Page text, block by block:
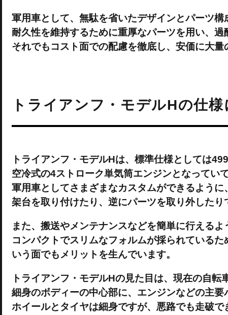
軍用車として、無駄を省いたデザインとパーツ構
耐久性を維持するために重厚なパーツを用い、過
それでもコスト面での配慮を徹底し、安価に大量
トライアンフ・モデルHの仕
トライアンフ・モデルHは、標準仕様としては
空冷式の4ストローク単気筒エンジンとなってい
軍用車としてさまざまなカスタムができるように
架台を取り付けたり、逆にパーツを取り外した
また、搬送やメンテナンスなどを簡単に行える
コンパクトでスリムなフォルムが採られている
いう面でもメリットを生んでいます。
トライアンフ・モデルHの見た目は、現在の自転
細身のボディーの中心部に、エンジンなどの主要
ホイールとタイヤは細身ですが、悪路でも走破